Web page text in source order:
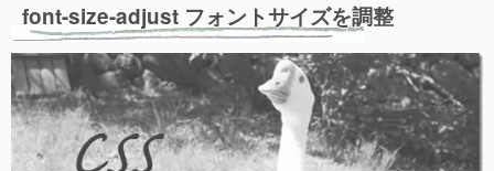
font-size-adjust フォントサイズを調整